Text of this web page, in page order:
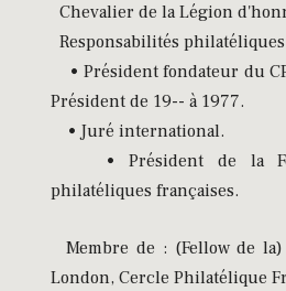
Chevalier de la Légion
Responsabilités
• Président fondateur du
Président de 19-- à 1977.
• Juré international.
• Président de la
philatéliques françaises.
Membre de : (Fellow de
London, Cercle Philatélique